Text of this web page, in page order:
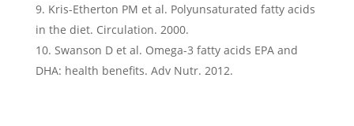
Kris-Etherton PM et al. Polyunsaturated fatty acids
in the diet. Circulation. 2000.
Swanson D et al. Omega-3 fatty acids EPA and
DHA: health benefits. Adv Nutr. 2012.